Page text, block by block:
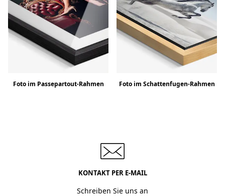
Foto im Passepartout-Rahmen Foto im Schattenfugen-Rahmen
KONTAKT PER E-MAIL
Schreiben Sie uns an